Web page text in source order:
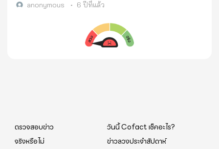
anonymous • 6 ปีที่แล้ว
ตรวจสอบข่าว
วันนี้ Cofact เช็คอะไร?
จริงหรือไม่
ข่าวลวงประจำสัปดาห์